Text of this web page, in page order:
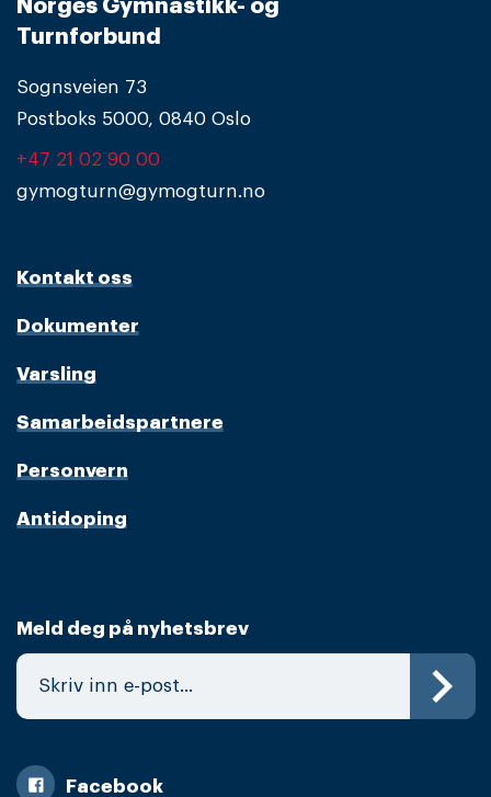
Norges Gymnastikk- og
Turnforbund
Sognsveien 73
Postboks 5000, 0840 Oslo
+47 21 02 90 00
gymogturn@gymogturn.no
Kontakt oss
Dokumenter
Varsling
Samarbeidspartnere
Personvern
Antidoping
Meld deg på nyhetsbrev
Facebook